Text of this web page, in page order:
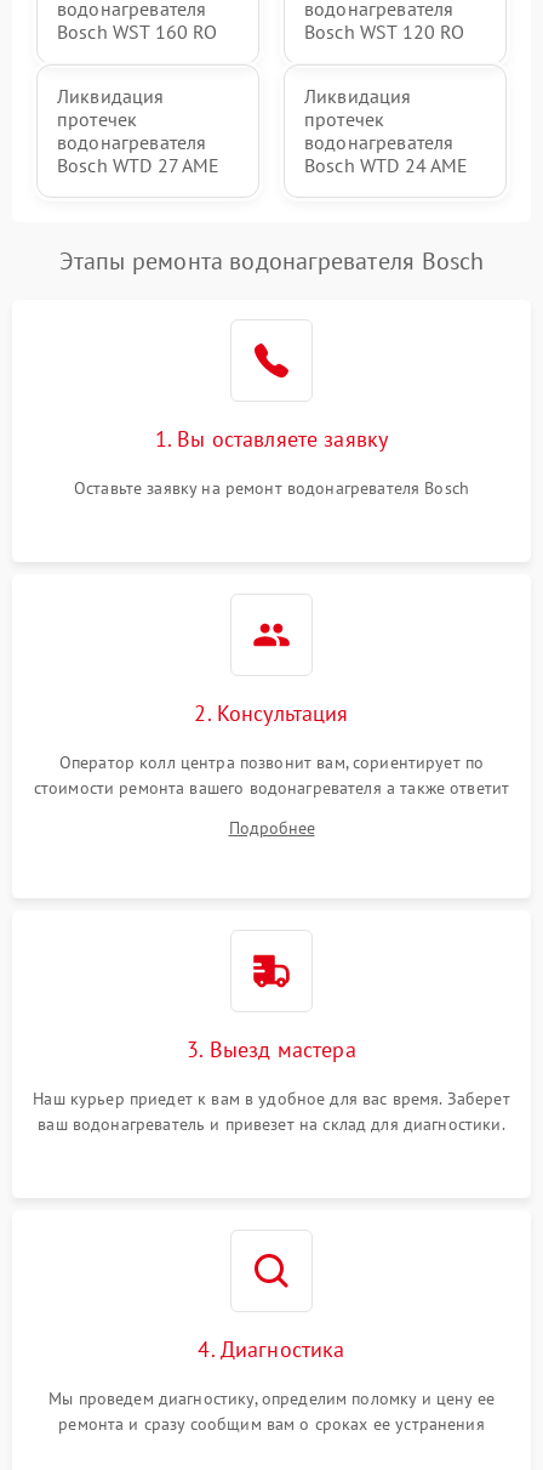
водонагревателя
Bosch WST 160 RO
водонагревателя
Bosch WST 120 RO
Ликвидация
протечек
водонагревателя
Bosch WTD 27 AME
Ликвидация
протечек
водонагревателя
Bosch WTD 24 AME
Этапы ремонта водонагревателя Bosch
1. Вы оставляете заявку
Оставьте заявку на ремонт водонагревателя Bosch
2. Консультация
Оператор колл центра позвонит вам, сориентирует по
стоимости ремонта вашего водонагревателя а также ответит
Подробнее
3. Выезд мастера
Наш курьер приедет к вам в удобное для вас время. Заберет
ваш водонагреватель и привезет на склад для диагностики.
4. Диагностика
Мы проведем диагностику, определим поломку и цену ее
ремонта и сразу сообщим вам о сроках ее устранения